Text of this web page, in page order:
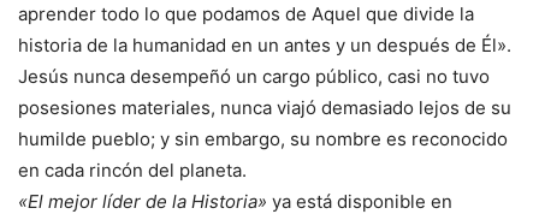
aprender todo lo que podamos de Aquel que divide la
historia de la humanidad en un antes y un después de Él».
Jesús nunca desempeñó un cargo público, casi no tuvo
posesiones materiales, nunca viajó demasiado lejos de su
humilde pueblo; y sin embargo, su nombre es reconocido
en cada rincón del planeta.
«El mejor líder de la Historia» ya está disponible en